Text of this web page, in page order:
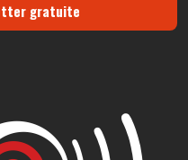
gratuite